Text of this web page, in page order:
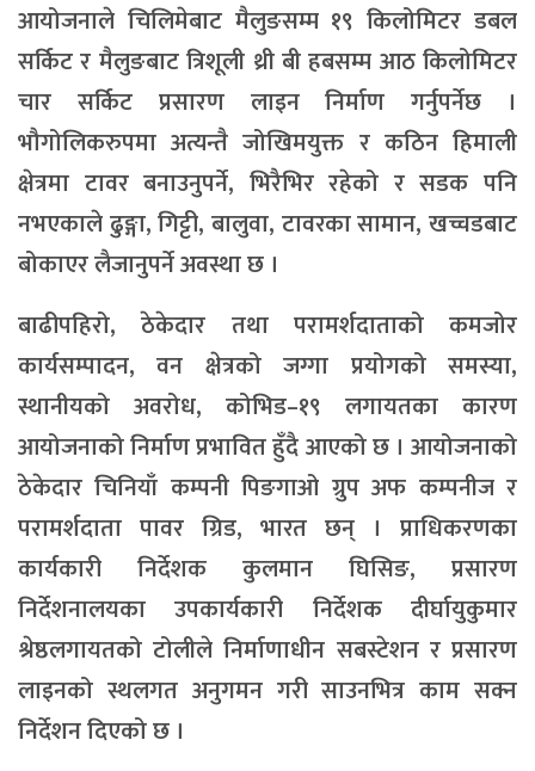
आयोजनाले चिलिमेबाट मैलुङसम्म १९ किलोमिटर डबल
सर्किट र मैलुङबाट त्रिशूली थ्री बी हबसम्म आठ किलोमिटर
चार सर्किट प्रसारण लाइन निर्माण गर्नुपर्नेछ ।
भौगोलिकरुपमा अत्यन्तै जोखिमयुक्त र कठिन हिमाली
क्षेत्रमा टावर बनाउनुपर्ने, भिरैभिर रहेको र सडक पनि
नभएकाले ढुङ्गा, गिट्टी, बालुवा, टावरका सामान, खच्चडबाट
बोकाएर लैजानुपर्ने अवस्था छ ।
बाढीपहिरो, ठेकेदार तथा परामर्शदाताको कमजोर
कार्यसम्पादन, वन क्षेत्रको जग्गा प्रयोगको समस्या,
स्थानीयको अवरोध, कोभिड–१९ लगायतका कारण
आयोजनाको निर्माण प्रभावित हुँदै आएको छ । आयोजनाको
ठेकेदार चिनियाँ कम्पनी पिङगाओ ग्रुप अफ कम्पनीज र
परामर्शदाता पावर ग्रिड, भारत छन् । प्राधिकरणका
कार्यकारी निर्देशक कुलमान घिसिङ, प्रसारण
निर्देशनालयका उपकार्यकारी निर्देशक दीर्घायुकुमार
श्रेष्ठलगायतको टोलीले निर्माणाधीन सबस्टेशन र प्रसारण
लाइनको स्थलगत अनुगमन गरी साउनभित्र काम सक्न
निर्देशन दिएको छ ।